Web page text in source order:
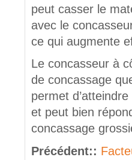
peut casser le
avec le
ce qui augmente
Le concasseur à
de concassage
permet
et peut bien
concassage
Précédent::